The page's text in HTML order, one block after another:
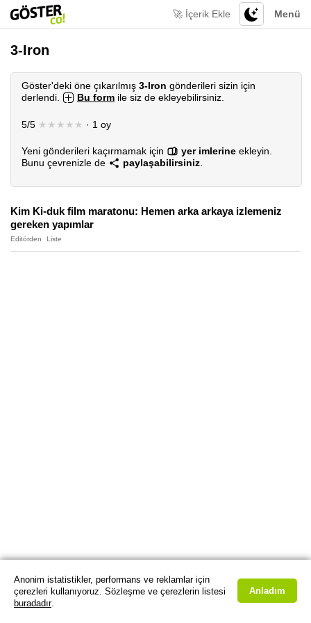
Menü
🚀 İçerik Ekle
3-Iron
Göster'deki öne çıkarılmış 3-Iron gönderileri sizin için
derlendi.
Bu form ile siz de ekleyebilirsiniz.
5/5 ★★★★★ · 1 oy
Yeni gönderileri kaçırmamak için yer imlerine ekleyin.
Bunu çevrenizle de
paylaşabilirsiniz
Kim Ki-duk film maratonu: Hemen arka arkaya izlemeniz
gereken yapımlar
Editörden Liste
Anonim istatistikler, performans ve reklamlar için
çerezleri kullanıyoruz. Sözleşme ve çerezlerin listesi
buradadır.
Anladım